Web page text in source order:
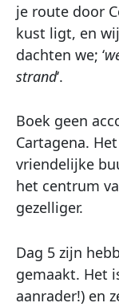
je route door
kust ligt, en
dachten we; ‘
strand‘.
Boek geen
Cartagena.
vriendelijke
het centrum
gezelliger.
Dag 5 zijn
gemaakt. Het
aanrader!) en